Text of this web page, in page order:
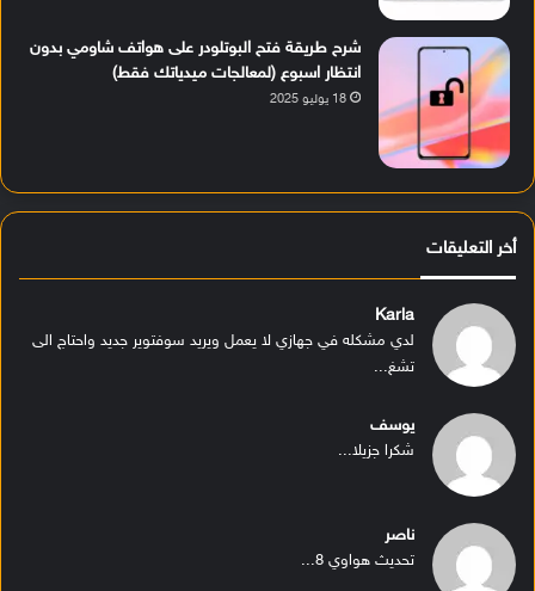
شرح طريقة فتح البوتلودر على هواتف شاومي بدون
انتظار اسبوع (لمعالجات ميدياتك فقط)
18 يوليو 2025
أخر التعليقات
Karla
لدي مشكله في جهازي لا يعمل ويريد سوفتوير جديد واحتاج الى
تشغ...
يوسف
شكرا جزيلا...
ناصر
تحديث هواوي 8...